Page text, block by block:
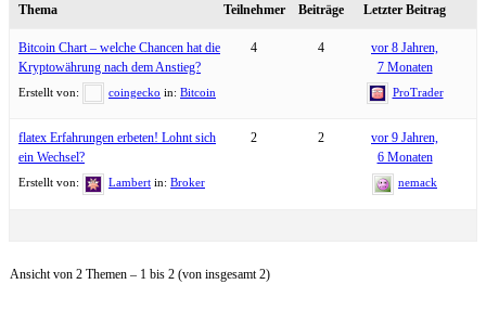
Thema Teilnehmer Beiträge Letzter Beitrag
Bitcoin Chart – welche Chancen hat die
Kryptowährung nach dem Anstieg?
Erstellt von: coingecko in: Bitcoin
4 4
vor 8 Jahren,
7 Monaten
ProTrader
flatex Erfahrungen erbeten! Lohnt sich
ein Wechsel?
Erstellt von: Lambert in: Broker
2 2
vor 9 Jahren,
6 Monaten
nemack
Ansicht von 2 Themen – 1 bis 2 (von insgesamt 2)